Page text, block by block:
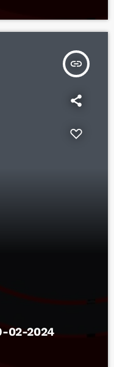
insert_link
02-2024